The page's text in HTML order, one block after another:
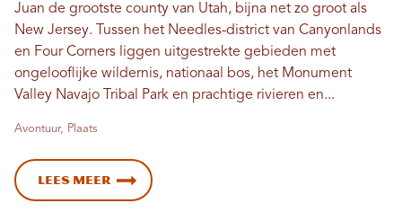
Juan de grootste county van Utah, bijna net zo groot als
New Jersey. Tussen het Needles-district van Canyonlands
en Four Corners liggen uitgestrekte gebieden met
ongelooflijke wildernis, nationaal bos, het Monument
Valley Navajo Tribal Park en prachtige rivieren en...
Avontuur, Plaats
Lees meer